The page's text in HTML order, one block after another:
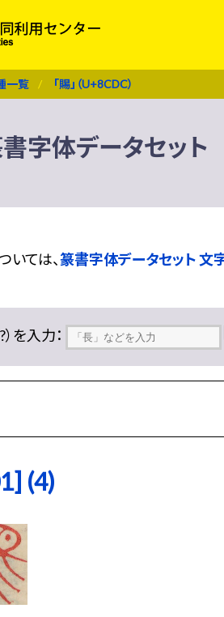
一覧 「賜」（U+8CDC）
書字体データセット
いては、篆書字体データセット 文
を入力：
(4)